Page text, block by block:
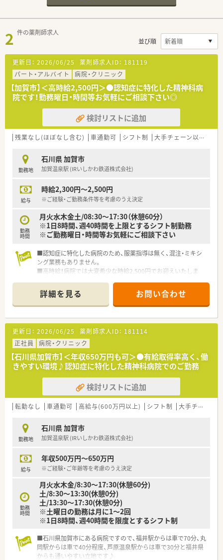
2 件の薬剤師求人
並び順
更新日： 2026/06/25 薬剤師求人ID： 181119
パート・アルバイト
病院・クリニック
【加賀市】＜高時給2,500円＞●認知症に特化した精神科病
院です！勤務曜日・時間等お気軽にご相談下さい◎
検討リストに追加
残業なし(ほぼなし含む) 車通勤可 シフト制 大手チェーン以外
勤務地
石川県 加賀市
加賀温泉駅 (IRいしかわ鉄道株式会社)
給与
時給2,300円～2,500円
※ご経験・ご勤務条件等を考慮のうえ決定
勤務
時間
月火水木金土/08:30～17:30（休憩60分）
※1日8時間、週40時間を上限とするシフト制勤務
※ご勤務曜日・時間等お気軽にご相談下さい
■認知症に特化した病院のため、服薬指導は無く、混注・ミキシ
ング業務もありません。
■高時給！病院では大変希少な時給2,500円でお迎えいたしま
■残業もなく、メリハリをもってご勤務頂けます♪
■全国に医療機関を展開しているグループが運営していますの
で、経営状況も安定しています。
■外来は院外に出しており、入院患者様と老健の患者様の調剤等
がメインの業務となります。
詳細を見る お問い合わせ
更新日： 2026/06/25 薬剤師求人ID： 181114
正社員
病院・クリニック
【石川県加賀市】＜年収650万円も可＞●有給取得率高く、働
きやすい環境♪認知症に特化した精神科病院でのご勤務
検討リストに追加
転勤なし 車通勤可 高給与(600万円以上) シフト制 大手チェーン以外
勤務地
石川県 加賀市
加賀温泉駅 (IRいしかわ鉄道株式会社)
給与
年収500万円～650万円
※ご経験・ご年齢等を考慮のうえ決定
勤務
時間
月火水木金/8:30～17:30(休憩60分)
土/8:30～13:30(休憩0分)
土/13:30～17:30(休憩0分)
※土曜日の勤務は月に1～2回
※1日8時間、週40時間を限度とするシフト制
■石川県加賀市にある病院ですので、福井駅からは車で70分、丸
岡駅からは車で40分程度、芦原温泉駅からは車で30分と福井県
からも通いやすい立地です♪